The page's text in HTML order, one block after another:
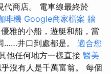
代商店。 電車線最終於
啡機 Google商家檔案 牆
雅的小船，遊艇和船，當
……井口到處都是。 適合您
他任何地方一樣直接 醫美
沒有人是千萬富翁。 每個